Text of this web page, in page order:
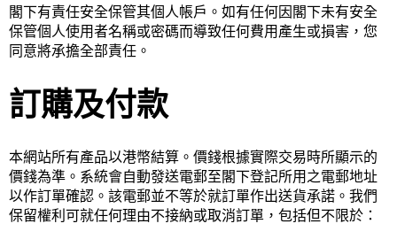
閣下有責任安全保管其個人帳戶。如有任何因閣下未有安全
保管個人使用者名稱或密碼而導致任何費用產生或損害，您
同意將承擔全部責任。
訂購及付款
本網站所有產品以港幣結算。價錢根據實際交易時所顯示的
價錢為準。系統會自動發送電郵至閣下登記所用之電郵地址
以作訂單確認。該電郵並不等於就訂單作出送貨承諾。我們
保留權利可就任何理由不接納或取消訂單，包括但不限於：